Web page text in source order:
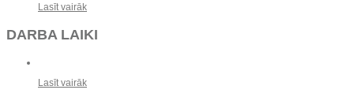
Lasīt vairāk
DARBA LAIKI
Lasīt vairāk